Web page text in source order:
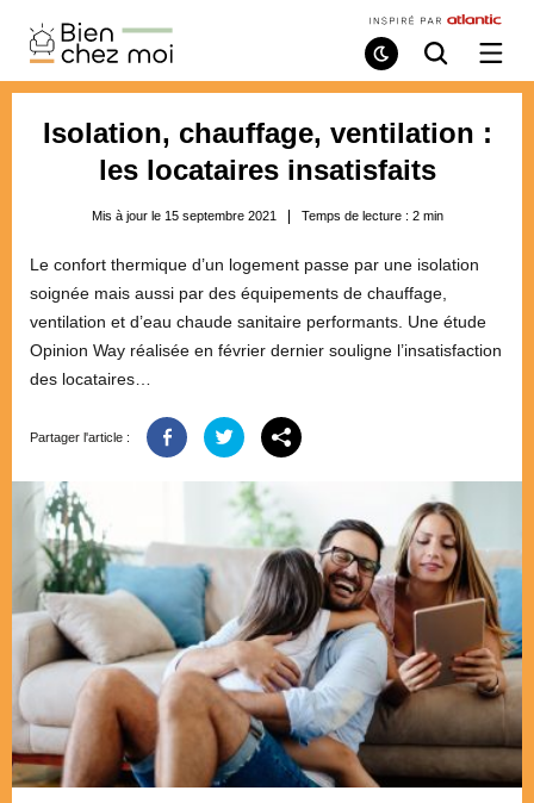
Bien
Chez
Moi
Mode
de
Recherche
/
Isolation, chauffage, ventilation :
les locataires insatisfaits
Mis à jour le 15 septembre 2021 Temps de lecture : 2 min
Le confort thermique d’un logement passe par une isolation
soignée mais aussi par des équipements de chauffage,
ventilation et d’eau chaude sanitaire performants. Une étude
Opinion Way réalisée en février dernier souligne l’insatisfaction
des locataires…
Partager l'article :